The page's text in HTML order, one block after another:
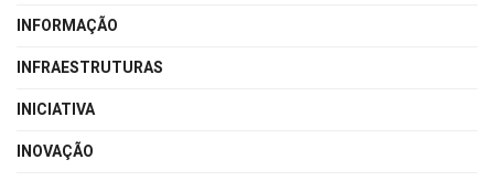
INFORMAÇÃO
INFRAESTRUTURAS
INICIATIVA
INOVAÇÃO